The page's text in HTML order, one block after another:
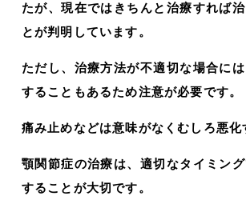
たが、現在ではきちんと治療すれば
とが判明しています。
ただし、治療方法が不適切な場合に
することもあるため注意が必要です。
痛み止めなどは意味がなくむしろ悪化
顎関節症の治療は、適切なタイミン
することが大切です。